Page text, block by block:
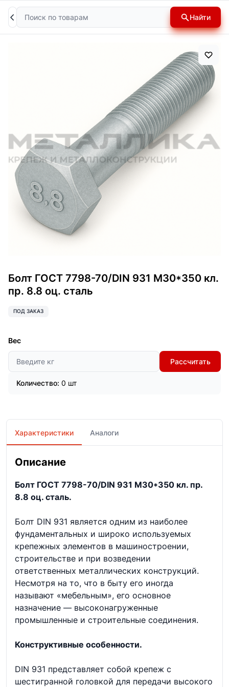
Поиск Найти
Болт ГОСТ 7798-70/DIN 931 М30*350 кл.
пр. 8.8 оц. сталь
ПОД ЗАКАЗ
Вес
Рассчитать
Количество: 0 шт
Характеристики Аналоги
Описание
Болт ГОСТ 7798-70/DIN 931 М30*350 кл. пр.
8.8 оц. сталь.
Болт DIN 931 является одним из наиболее
фундаментальных и широко используемых
крепежных элементов в машиностроении,
строительстве и при возведении
ответственных металлических конструкций.
Несмотря на то, что в быту его иногда
называют «мебельным», его основное
назначение — высоконагруженные
промышленные и строительные соединения.
Конструктивные особенности.
DIN 931 представляет собой крепеж с
шестигранной головкой для передачи высокого